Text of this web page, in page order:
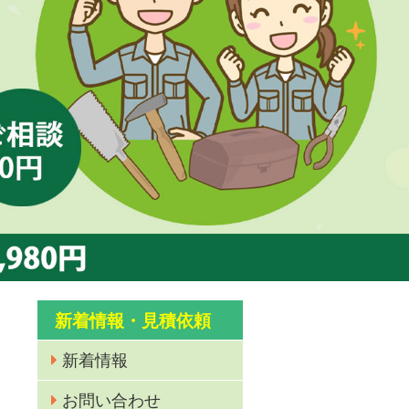
新着情報・見積依頼
新着情報
お問い合わせ